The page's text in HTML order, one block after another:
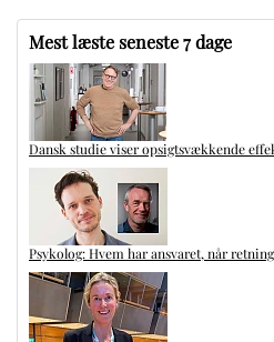
Mest læste seneste 7 dage
Dansk studie viser opsigtsvækkende
Psykolog: Hvem har ansvaret, når